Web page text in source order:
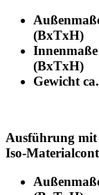
(BxTxH)
(BxTxH)
Gewicht
Ausführung
Iso-